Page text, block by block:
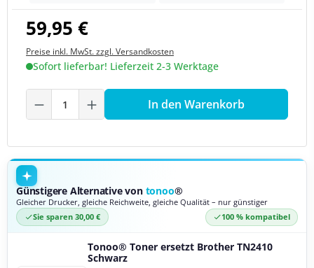
59,95 €
Preise inkl. MwSt. zzgl. Versandkosten
Sofort lieferbar! Lieferzeit 2-3 Werktage
Produkt Anzahl: Gib den
In den Warenkorb
Günstigere Alternative von tonoo®
Gleicher Drucker, gleiche Reichweite, gleiche Qualität – nur günstiger
Sie sparen 30,00 € 100 % kompatibel
Tonoo® Toner ersetzt Brother TN2410
Schwarz